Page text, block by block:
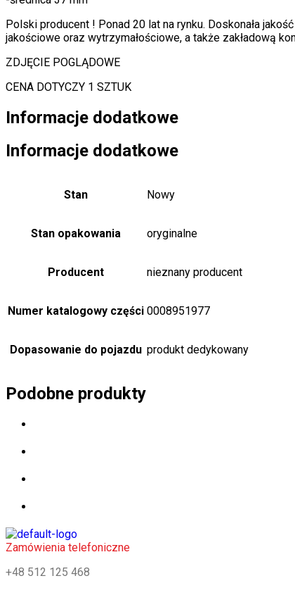
Polski producent ! Ponad 20 lat na rynku. Doskonała
jakościowe oraz wytrzymałościowe, a także zakładową
ZDJĘCIE POGLĄDOWE
CENA DOTYCZY 1 SZTUK
Informacje dodatkowe
Informacje dodatkowe
Stan Nowy
Stan opakowania oryginalne
Producent nieznany producent
Numer katalogowy części 0008951977
Dopasowanie do pojazdu produkt dedykowany
Podobne produkty
Zamówienia telefoniczne
+48 512 125 468